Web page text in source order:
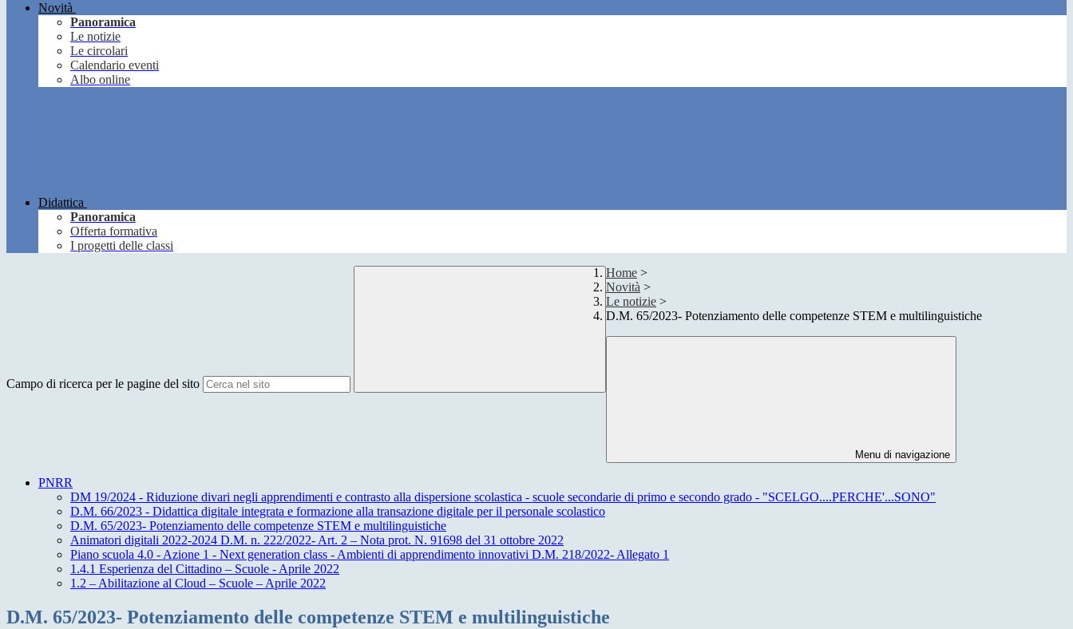
Novità
Panoramica
Le notizie
Le circolari
Calendario eventi
Albo online
Didattica
Panoramica
Offerta formativa
I progetti delle classi
Campo di ricerca per le pagine del sito
Home >
Novità >
Le notizie >
D.M. 65/2023- Potenziamento delle competenze STEM e multilinguistiche
Menu di navigazione
PNRR
DM 19/2024 - Riduzione divari negli apprendimenti e contrasto alla dispersione scolastica - scuole secondarie di primo e secondo grado - "SCELGO....PERCHE'...SONO"
D.M. 66/2023 - Didattica digitale integrata e formazione alla transazione digitale per il personale scolastico
D.M. 65/2023- Potenziamento delle competenze STEM e multilinguistiche
Animatori digitali 2022-2024 D.M. n. 222/2022- Art. 2 – Nota prot. N. 91698 del 31 ottobre 2022
Piano scuola 4.0 - Azione 1 - Next generation class - Ambienti di apprendimento innovativi D.M. 218/2022- Allegato 1
1.4.1 Esperienza del Cittadino – Scuole - Aprile 2022
1.2 – Abilitazione al Cloud – Scuole – Aprile 2022
D.M. 65/2023- Potenziamento delle competenze STEM e multilinguistiche